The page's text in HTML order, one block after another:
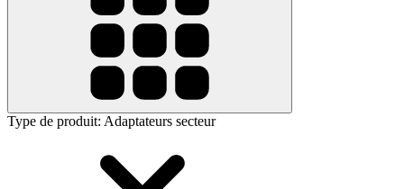
Type de produit: Adaptateurs secteur